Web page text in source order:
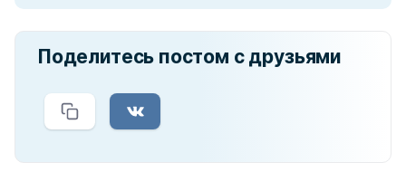
Поделитесь постом с друзьями